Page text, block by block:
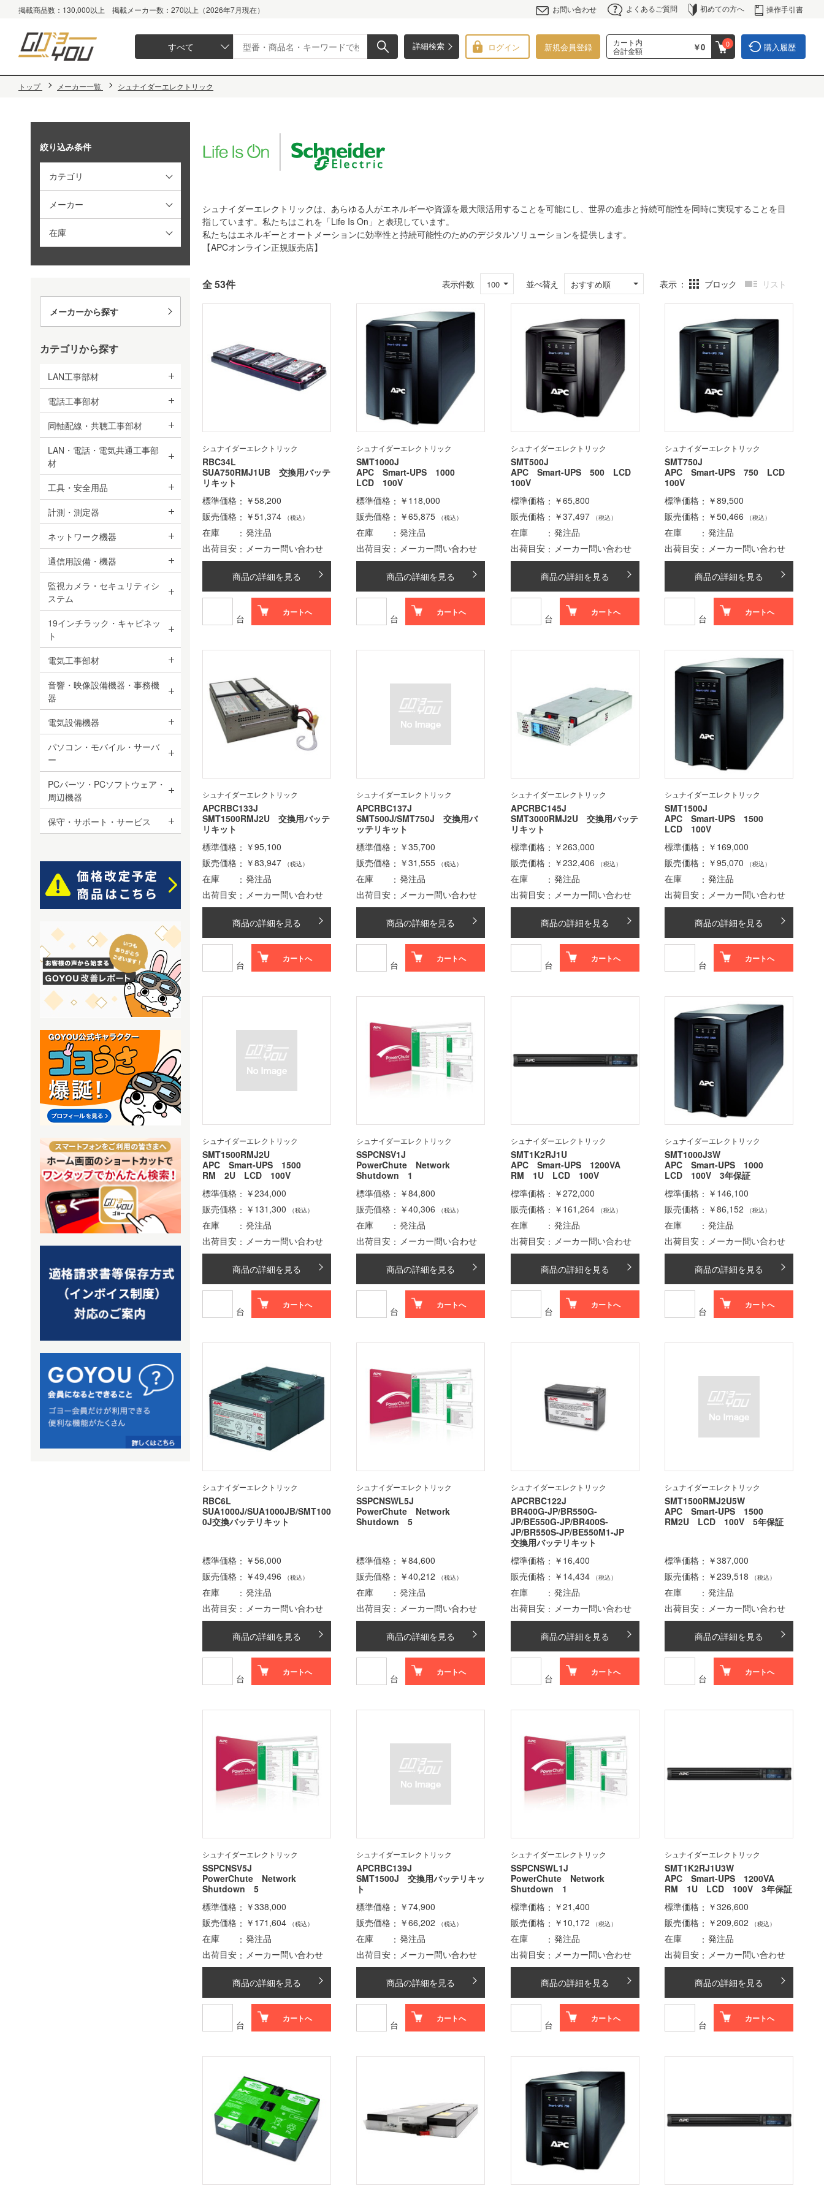
掲載商品数：130,000以上 掲載メーカー数：270以上（2026年7月現在） お問い合わせ よくあるご質問 初めての方へ 操作手引書
詳細検索
すべて ログイン 新規会員登録
カート内
合計金額
￥0 0 購入履歴
トップ メーカー一覧 シュナイダーエレクトリック
シュナイダーエレクトリックは、あらゆる人がエネルギーや資源を最大限活用することを可能にし、世界の進歩と持続可能性を同時に実現することを目
指しています。私たちはこれを「Life Is On」と表現しています。
私たちはエネルギーとオートメーションに効率性と持続可能性のためのデジタルソリューションを提供します。
【APCオンライン正規販売店】
表示件数 100 並べ替え おすすめ順 表示 ブロック リスト
全 53件
シュナイダーエレクトリック
RBC34L
SUA750RMJ1UB 交換用バッテ
リキット
標準価格
￥58,200
販売価格
￥51,374 （税込）
在庫
発注品
出荷目安
メーカー問い合わせ
商品の詳細を見る
台
カートへ
シュナイダーエレクトリック
SMT1000J
APC Smart-UPS 1000
LCD 100V
標準価格
￥118,000
販売価格
￥65,875 （税込）
在庫
発注品
出荷目安
メーカー問い合わせ
商品の詳細を見る
台
カートへ
シュナイダーエレクトリック
SMT500J
APC Smart-UPS 500 LCD
100V
標準価格
￥65,800
販売価格
￥37,497 （税込）
在庫
発注品
出荷目安
メーカー問い合わせ
商品の詳細を見る
台
カートへ
シュナイダーエレクトリック
SMT750J
APC Smart-UPS 750 LCD
100V
標準価格
￥89,500
販売価格
￥50,466 （税込）
在庫
発注品
出荷目安
メーカー問い合わせ
商品の詳細を見る
台
カートへ
シュナイダーエレクトリック
APCRBC133J
SMT1500RMJ2U 交換用バッテ
リキット
標準価格
￥95,100
販売価格
￥83,947 （税込）
在庫
発注品
出荷目安
メーカー問い合わせ
商品の詳細を見る
台
カートへ
シュナイダーエレクトリック
APCRBC137J
SMT500J/SMT750J 交換用バ
ッテリキット
標準価格
￥35,700
販売価格
￥31,555 （税込）
在庫
発注品
出荷目安
メーカー問い合わせ
商品の詳細を見る
台
カートへ
シュナイダーエレクトリック
APCRBC145J
SMT3000RMJ2U 交換用バッテ
リキット
標準価格
￥263,000
販売価格
￥232,406 （税込）
在庫
発注品
出荷目安
メーカー問い合わせ
商品の詳細を見る
台
カートへ
シュナイダーエレクトリック
SMT1500J
APC Smart-UPS 1500
LCD 100V
標準価格
￥169,000
販売価格
￥95,070 （税込）
在庫
発注品
出荷目安
メーカー問い合わせ
商品の詳細を見る
台
カートへ
シュナイダーエレクトリック
SMT1500RMJ2U
APC Smart-UPS 1500
RM 2U LCD 100V
標準価格
￥234,000
販売価格
￥131,300 （税込）
在庫
発注品
出荷目安
メーカー問い合わせ
商品の詳細を見る
台
カートへ
シュナイダーエレクトリック
SSPCNSV1J
PowerChute Network
Shutdown 1
標準価格
￥84,800
販売価格
￥40,306 （税込）
在庫
発注品
出荷目安
メーカー問い合わせ
商品の詳細を見る
台
カートへ
シュナイダーエレクトリック
SMT1K2RJ1U
APC Smart-UPS 1200VA
RM 1U LCD 100V
標準価格
￥272,000
販売価格
￥161,264 （税込）
在庫
発注品
出荷目安
メーカー問い合わせ
商品の詳細を見る
台
カートへ
シュナイダーエレクトリック
SMT1000J3W
APC Smart-UPS 1000
LCD 100V 3年保証
標準価格
￥146,100
販売価格
￥86,152 （税込）
在庫
発注品
出荷目安
メーカー問い合わせ
商品の詳細を見る
台
カートへ
シュナイダーエレクトリック
RBC6L
SUA1000J/SUA1000JB/SMT100
0J交換バッテリキット
標準価格
￥56,000
販売価格
￥49,496 （税込）
在庫
発注品
出荷目安
メーカー問い合わせ
商品の詳細を見る
台
カートへ
シュナイダーエレクトリック
SSPCNSWL5J
PowerChute Network
Shutdown 5
標準価格
￥84,600
販売価格
￥40,212 （税込）
在庫
発注品
出荷目安
メーカー問い合わせ
商品の詳細を見る
台
カートへ
シュナイダーエレクトリック
APCRBC122J
BR400G-JP/BR550G-
JP/BE550G-JP/BR400S-
JP/BR550S-JP/BE550M1-JP
交換用バッテリキット
標準価格
￥16,400
販売価格
￥14,434 （税込）
在庫
発注品
出荷目安
メーカー問い合わせ
商品の詳細を見る
台
カートへ
シュナイダーエレクトリック
SMT1500RMJ2U5W
APC Smart-UPS 1500
RM2U LCD 100V 5年保証
標準価格
￥387,000
販売価格
￥239,518 （税込）
在庫
発注品
出荷目安
メーカー問い合わせ
商品の詳細を見る
台
カートへ
シュナイダーエレクトリック
SSPCNSV5J
PowerChute Network
Shutdown 5
標準価格
￥338,000
販売価格
￥171,604 （税込）
在庫
発注品
出荷目安
メーカー問い合わせ
商品の詳細を見る
台
カートへ
シュナイダーエレクトリック
APCRBC139J
SMT1500J 交換用バッテリキッ
ト
標準価格
￥74,900
販売価格
￥66,202 （税込）
在庫
発注品
出荷目安
メーカー問い合わせ
商品の詳細を見る
台
カートへ
シュナイダーエレクトリック
SSPCNSWL1J
PowerChute Network
Shutdown 1
標準価格
￥21,400
販売価格
￥10,172 （税込）
在庫
発注品
出荷目安
メーカー問い合わせ
商品の詳細を見る
台
カートへ
シュナイダーエレクトリック
SMT1K2RJ1U3W
APC Smart-UPS 1200VA
RM 1U LCD 100V 3年保証
標準価格
￥326,600
販売価格
￥209,602 （税込）
在庫
発注品
出荷目安
メーカー問い合わせ
商品の詳細を見る
台
カートへ
絞り込み条件
カテゴリ
メーカー
在庫
メーカーから探す
カテゴリから探す
LAN工事部材
電話工事部材
同軸配線・共聴工事部材
LAN・電話・電気共通工事部
材
工具・安全用品
計測・測定器
ネットワーク機器
通信用設備・機器
監視カメラ・セキュリティシ
ステム
19インチラック・キャビネッ
ト
電気工事部材
音響・映像設備機器・事務機
器
電気設備機器
パソコン・モバイル・サーバ
ー
PCパーツ・PCソフトウェア・
周辺機器
保守・サポート・サービス